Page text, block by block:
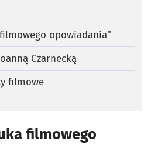
opowiadania”
Czarnecką
filmowe
filmowego